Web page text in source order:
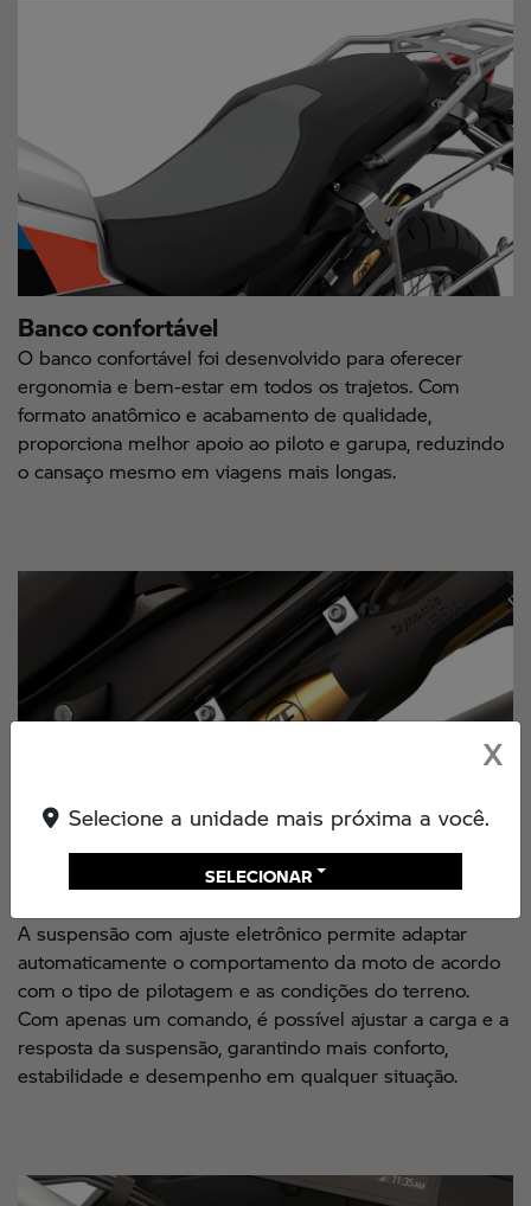
Banco confortável
O banco confortável foi desenvolvido para oferecer
ergonomia e bem-estar em todos os trajetos. Com
formato anatômico e acabamento de qualidade,
proporciona melhor apoio ao piloto e garupa, reduzindo
o cansaço mesmo em viagens mais longas.
Suspensão com ajuste eletrônico ( D-ESA)
A suspensão com ajuste eletrônico permite adaptar
automaticamente o comportamento da moto de acordo
com o tipo de pilotagem e as condições do terreno.
Com apenas um comando, é possível ajustar a carga e a
resposta da suspensão, garantindo mais conforto,
estabilidade e desempenho em qualquer situação.
X
Selecione a unidade mais próxima a você.
SELECIONAR